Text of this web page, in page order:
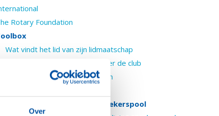
Over
Rotary Foundation
Wat vindt het lid van zijn lidmaatschap
Hoe tevreden zijn de leden over de club
Hulpmiddel bij Rotary projecten
Bedankje en uitnodiging Sprekerspool